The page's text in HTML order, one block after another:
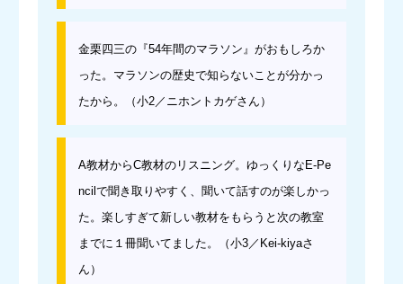
金栗四三の『54年間のマラソン』がおもしろか
った。マラソンの歴史で知らないことが分かっ
たから。（小2／ニホントカゲさん）
A教材からC教材のリスニング。ゆっくりなE-Pe
ncilで聞き取りやすく、聞いて話すのが楽しかっ
た。楽しすぎて新しい教材をもらうと次の教室
までに１冊聞いてました。（小3／Kei-kiyaさ
ん）